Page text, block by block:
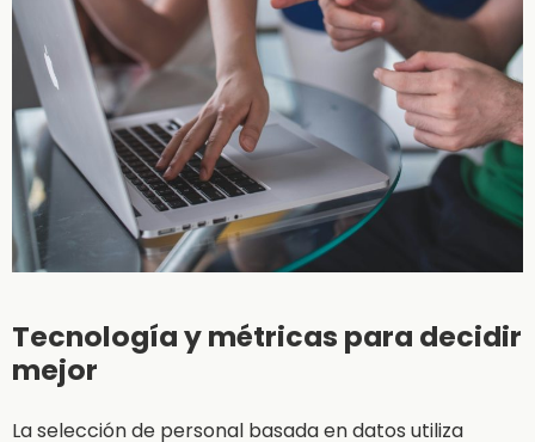
Tecnología y métricas para decidir
mejor
La selección de personal basada en datos utiliza